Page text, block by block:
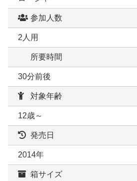
参加人数
2人用
所要時間
30分前後
対象年齢
12歳～
発売日
2014年
箱サイズ